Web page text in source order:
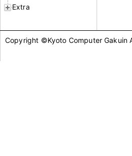
Extra
Copyright ©Kyoto Computer Gakuin